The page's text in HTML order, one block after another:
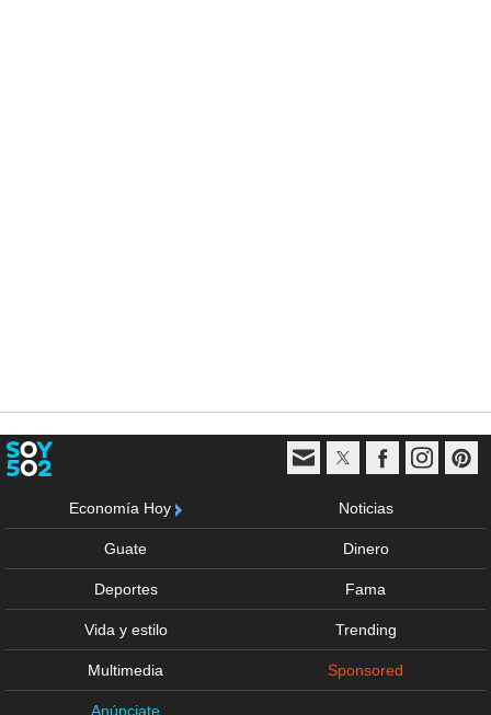
Economía Hoy Noticias
Guate Dinero
Deportes Fama
Vida y estilo Trending
Multimedia Sponsored
Anúnciate